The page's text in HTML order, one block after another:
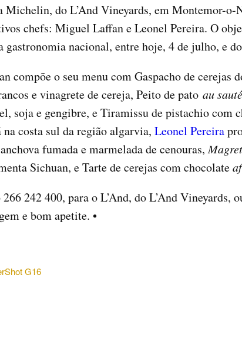
Michelin, do L’And Vineyards, em Montemor-
chefs: Miguel Laffan e Leonel Pereira. O
gastronomia nacional, entre hoje, 4 de julho, e
o seu menu com Gaspacho de cerejas
e vinagrete de cereja, Peito de pato au sauté
soja e gengibre, e Tiramissu de pistachio com
na costa sul da região algarvia, Leonel Pereira
fumada e marmelada de cenouras,Magret
Sichuan, e Tarte de cerejas com chocolate
242 400, para o L’And, do L’And Vineyards,
e bom apetite. •
G16